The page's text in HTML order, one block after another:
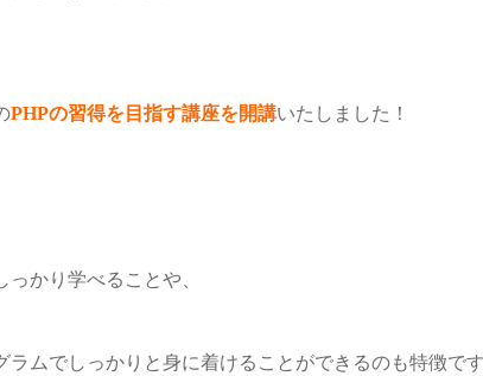
PHPの習得を目指す講座を開講いたしました！
かり学べることや、
ラムでしっかりと身に着けることができるのも特徴で